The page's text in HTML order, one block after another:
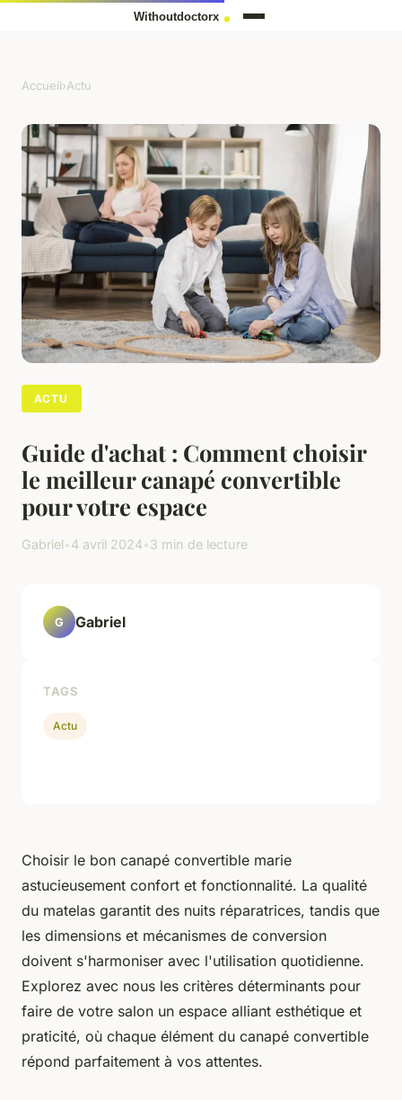
Accueil›Actu
ACTU
Guide d'achat : Comment choisir
le meilleur canapé convertible
pour votre espace
Gabriel•4 avril 2024•3 min de lecture
Choisir le bon canapé convertible marie
astucieusement confort et fonctionnalité. La qualité
du matelas garantit des nuits réparatrices, tandis que
les dimensions et mécanismes de conversion
doivent s'harmoniser avec l'utilisation quotidienne.
Explorez avec nous les critères déterminants pour
faire de votre salon un espace alliant esthétique et
praticité, où chaque élément du canapé convertible
répond parfaitement à vos attentes.
G Gabriel
TAGS
Actu